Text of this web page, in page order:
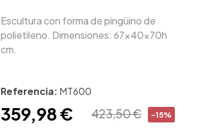
Escultura con forma de pingüino de
polietileno. Dimensiones: 67x40x70h
cm.
Referencia: MT600
-15%
423,50 €
359,98 €